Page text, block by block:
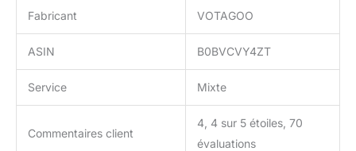
Fabricant VOTAGOO
ASIN B0BVCVY4ZT
Service Mixte
Commentaires client
4, 4 sur 5 étoiles, 70
évaluations